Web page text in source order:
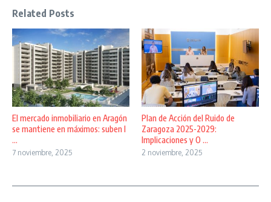
Related Posts
El mercado inmobiliario en Aragón
se mantiene en máximos: suben l
...
7 noviembre, 2025
Plan de Acción del Ruido de
Zaragoza 2025-2029:
Implicaciones y O ...
2 noviembre, 2025